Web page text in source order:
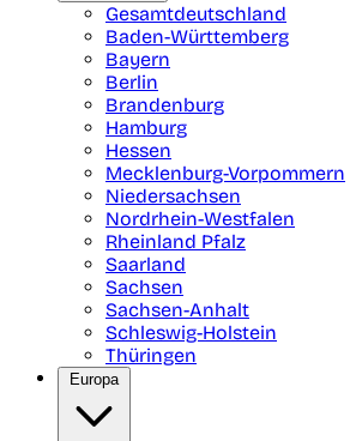
Gesamtdeutschland
Baden-Württemberg
Bayern
Berlin
Brandenburg
Hamburg
Hessen
Mecklenburg-Vorpommern
Niedersachsen
Nordrhein-Westfalen
Rheinland Pfalz
Saarland
Sachsen
Sachsen-Anhalt
Schleswig-Holstein
Thüringen
Europa